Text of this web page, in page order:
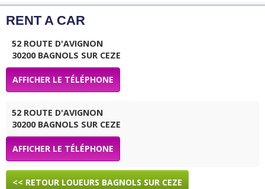
CARTE DE FRANCE
LOUEURS & PROFESSIONNELS
RENT A CAR
52 ROUTE D'AVIGNON
30200 BAGNOLS SUR CEZE
AFFICHER LE TÉLÉPHONE
52 ROUTE D'AVIGNON
30200 BAGNOLS SUR CEZE
AFFICHER LE TÉLÉPHONE
<< RETOUR LOUEURS BAGNOLS SUR CEZE